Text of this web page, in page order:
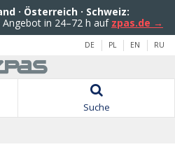
· Österreich · Schweiz:
in 24–72 h auf zpas.de →
DE PL EN RU
Suche